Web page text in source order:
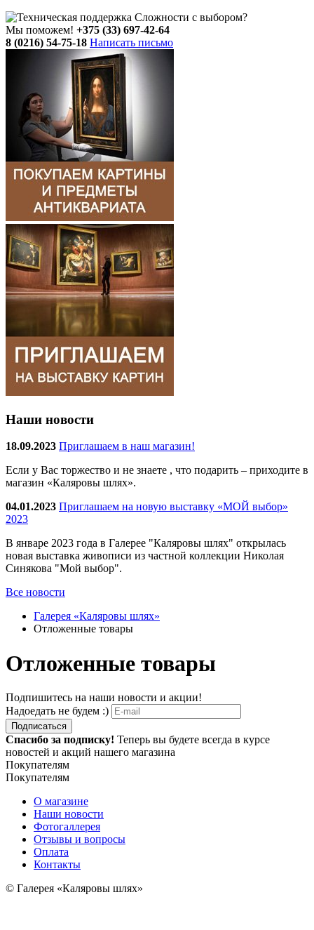
Сложности с выбором?
Мы поможем! +375 (33) 697-42-64
8 (0216) 54-75-18 Написать письмо
Наши новости
18.09.2023 Приглашаем в наш магазин!
Если у Вас торжество и не знаете , что подарить – приходите в
магазин «Каляровы шлях».
04.01.2023 Приглашаем на новую выставку «МОЙ выбор»
2023
В январе 2023 года в Галерее "Каляровы шлях" открылась
новая выставка живописи из частной коллекции Николая
Синякова "Мой выбор".
Все новости
Галерея «Каляровы шлях»
Отложенные товары
Отложенные товары
Подпишитесь на наши новости и акции!
Надоедать не будем :)
Подписаться
Спасибо за подписку! Теперь вы будете всегда в курсе
новостей и акций нашего магазина
Покупателям
Покупателям
О магазине
Наши новости
Фотогаллерея
Отзывы и вопросы
Оплата
Контакты
© Галерея «Каляровы шлях»